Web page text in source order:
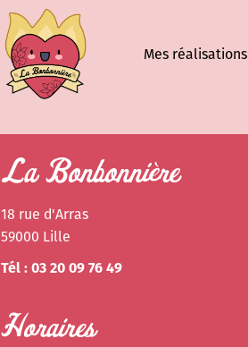
Mes réalisations
La Bonbonnière
18 rue d'Arras
59000 Lille
Tél : 03 20 09 76 49
Horaires